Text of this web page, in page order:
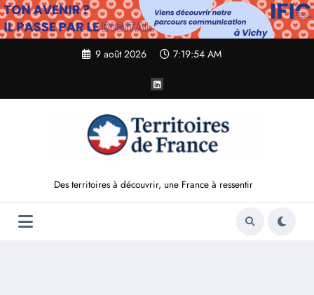
Aller
au
contenu
9 août 2026 7:19:55 AM
Des territoires à découvrir, une France à ressentir